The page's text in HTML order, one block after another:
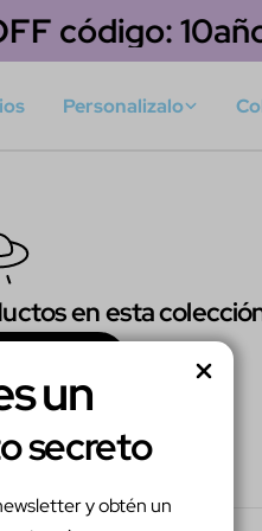
un
secreto
y obtén un
código:
Personalizalo
en esta